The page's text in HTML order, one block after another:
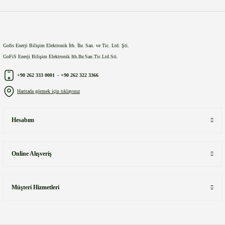
Gofis Enerji Bilişim Elektronik İth. İhr. San. ve Tic. Ltd. Şti.
GoFiS Enerji Bilişim Elektronik Ith.Ihr.San.Tic.Ltd.Sti.
+90 262 333 0001 - +90 262 322 3366
Haritada görmek için tıklayınız
Hesabım
Online Alışveriş
Müşteri Hizmetleri